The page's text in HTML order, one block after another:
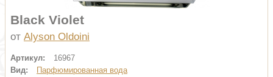
Black Violet
от Alyson Oldoini
Артикул:
16967
Вид:
Парфюмированная вода